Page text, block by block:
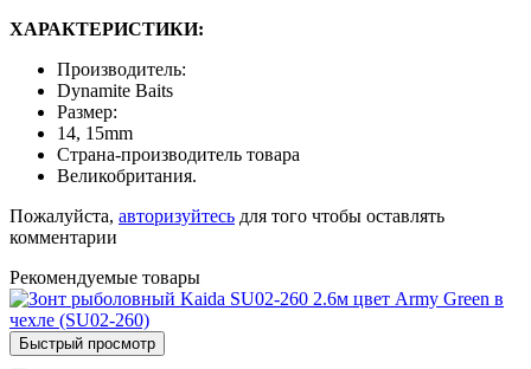
ХАРАКТЕРИСТИКИ:
Производитель:
Dynamite Baits
Размер:
14, 15mm
Страна-производитель товара
Великобритания.
Пожалуйста, авторизуйтесь для того чтобы оставлять
комментарии
Рекомендуемые товары
Быстрый просмотр